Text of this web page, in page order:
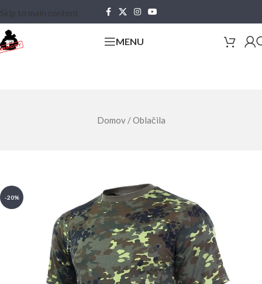
Skip to main content
MENU
Domov /Oblačila
-20%